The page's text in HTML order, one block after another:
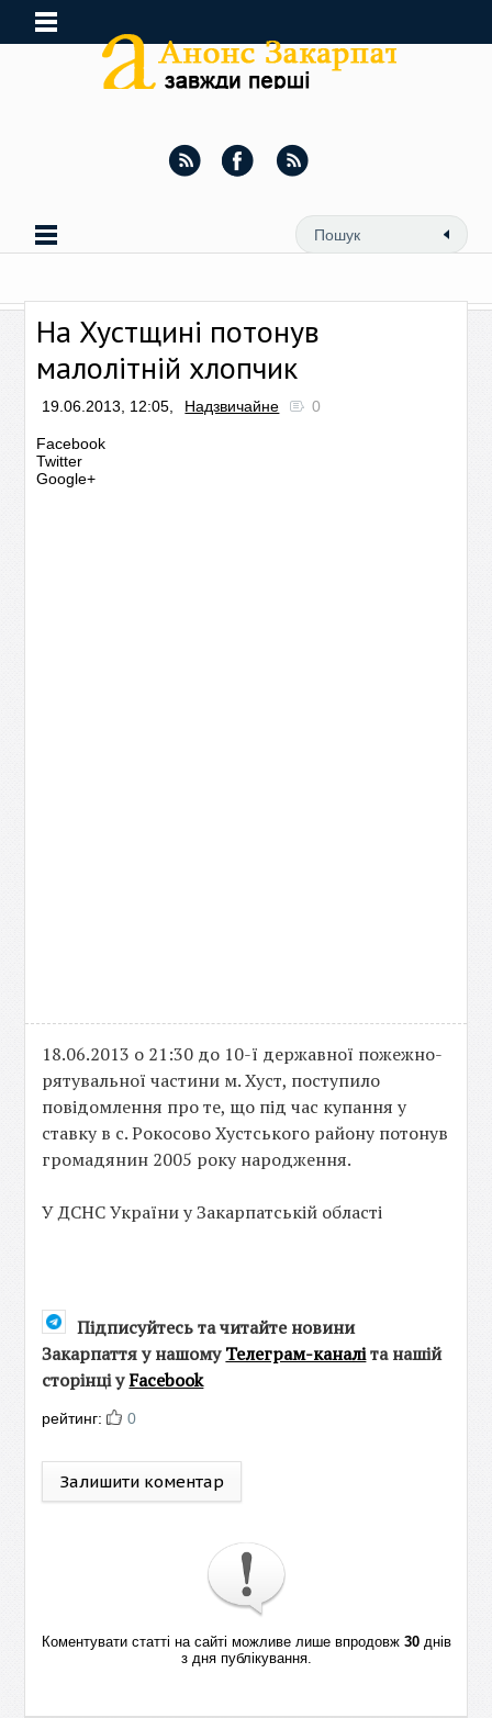
На Хустщині потонув
малолітній хлопчик
19.06.2013, 12:05, Надзвичайне 0
Facebook
Twitter
Google+
18.06.2013 о 21:30 до 10-ї державної пожежно-
рятувальної частини м. Хуст, поступило
повідомлення про те, що під час купання у
ставку в с. Рокосово Хустського району потонув
громадянин 2005 року народження.
У ДСНС України у Закарпатській області
Підписуйтесь та читайте новини
Закарпаття у нашомуТелеграм-каналіта нашій
сторінці уFacebook
рейтинг: 0
Залишити коментар
Коментувати статті на сайті можливе лише впродовж 30днів
з дня публікування.